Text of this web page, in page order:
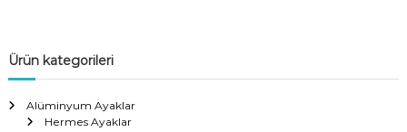
Ürün kategorileri
Alüminyum Ayaklar
Hermes Ayaklar